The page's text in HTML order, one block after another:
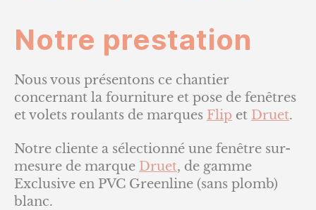
Notre prestation
Nous vous présentons ce chantier
concernant la fourniture et pose de fenêtres
et volets roulants de marques Flip et Druet.
Notre cliente a sélectionné une fenêtre sur-
mesure de marque Druet, de gamme
Exclusive en PVC Greenline (sans plomb)
blanc.